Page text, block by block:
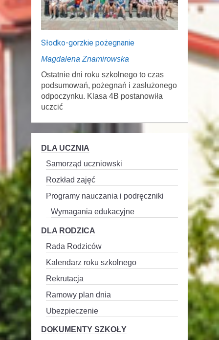
Słodko-gorzkie pożegnanie
Magdalena Znamirowska
Ostatnie dni roku szkolnego to czas
podsumowań, pożegnań i zasłużonego
odpoczynku. Klasa 4B postanowiła
uczcić
DLA UCZNIA
Samorząd uczniowski
Rozkład zajęć
Programy nauczania i podręczniki
Wymagania edukacyjne
DLA RODZICA
Rada Rodziców
Kalendarz roku szkolnego
Rekrutacja
Ramowy plan dnia
Ubezpieczenie
DOKUMENTY SZKOŁY